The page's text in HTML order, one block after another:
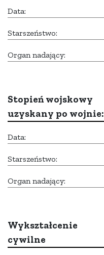
Data:
Starszeństwo:
Organ nadający:
Stopień wojskowy
uzyskany po wojnie:
Data:
Starszeństwo:
Organ nadający:
Wykształcenie
cywilne